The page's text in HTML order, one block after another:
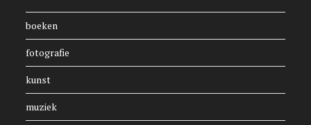
boeken
fotografie
kunst
muziek